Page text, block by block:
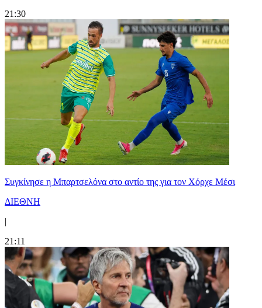
21:30
Συγκίνησε η Μπαρτσελόνα στο αντίο της για τον Χόρχε Μέσι
ΔΙΕΘΝΗ
|
21:11